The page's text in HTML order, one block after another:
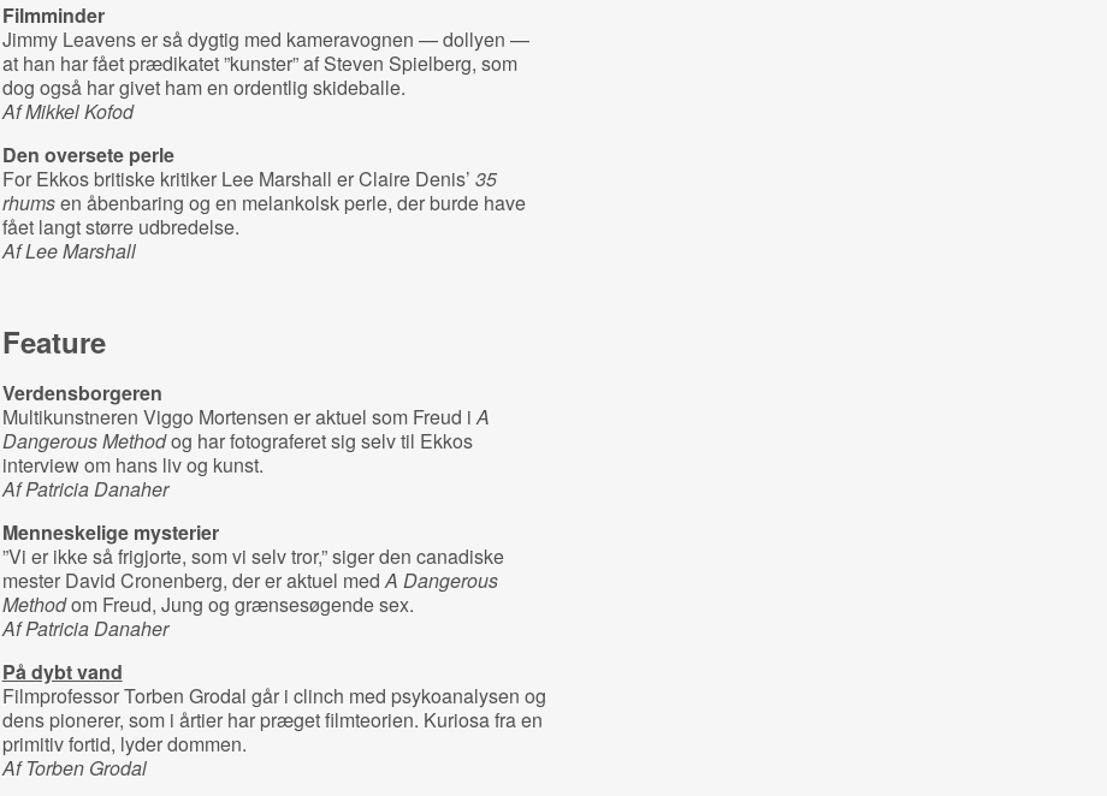
Filmminder
Jimmy Leavens er så dygtig med kameravognen — dollyen —
at han har fået prædikatet ”kunster” af Steven Spielberg, som
dog også har givet ham en ordentlig skideballe.
Af Mikkel Kofod
Den oversete perle
For Ekkos britiske kritiker Lee Marshall er Claire Denis’ 35
rhumsen åbenbaring og en melankolsk perle, der burde have
fået langt større udbredelse.
Af Lee Marshall
Feature
Verdensborgeren
Multikunstneren Viggo Mortensen er aktuel som Freud iA
Dangerous Methodog har fotograferet sig selv til Ekkos
interview om hans liv og kunst.
Af Patricia Danaher
Menneskelige mysterier
”Vi er ikke så frigjorte, som vi selv tror,” siger den canadiske
mester David Cronenberg, der er aktuel medA Dangerous
Methodom Freud, Jung og grænsesøgende sex.
Af Patricia Danaher
På dybt vand
Filmprofessor Torben Grodal går i clinch med psykoanalysen og
dens pionerer, som i årtier har præget filmteorien. Kuriosa fra en
primitiv fortid, lyder dommen.
Af Torben Grodal